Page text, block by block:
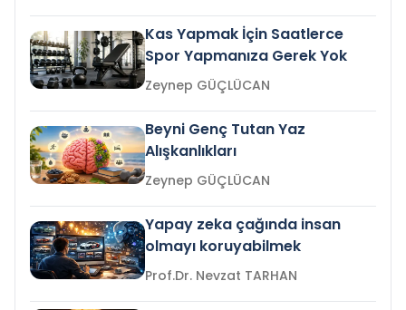
Kas Yapmak İçin Saatlerce
Spor Yapmanıza Gerek Yok
Zeynep GÜÇLÜCAN
Beyni Genç Tutan Yaz
Alışkanlıkları
Zeynep GÜÇLÜCAN
Yapay zeka çağında insan
olmayı koruyabilmek
Prof.Dr. Nevzat TARHAN